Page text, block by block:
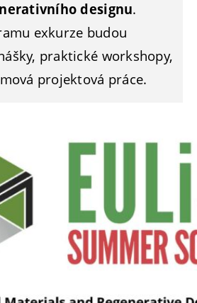
designu.
exkurze budou
praktické workshopy,
projektová práce.